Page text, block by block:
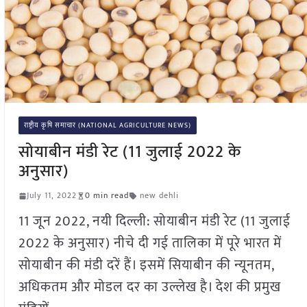
राष्ट्रीय कृषि समाचार (NATIONAL AGRICULTURE NEWS)
सोयाबीन मंडी रेट (11 जुलाई 2022 के
अनुसार)
July 11, 2022 0 min read new dehli
11 जून 2022, नयी दिल्ली: सोयाबीन मंडी रेट (11 जुलाई
2022 के अनुसार) नीचे दी गई तालिका में पूरे भारत में
सोयाबीन की मंडी दरें हैं। इसमें सियाबीन की न्यूनतम,
अधिकतम और मोडल दर का उल्लेख है। देश की प्रमुख